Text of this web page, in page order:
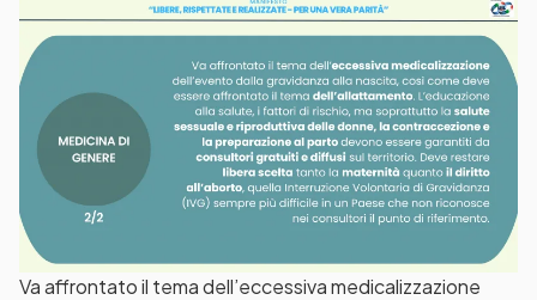
Va affrontato il tema dell’eccessiva medicalizzazione